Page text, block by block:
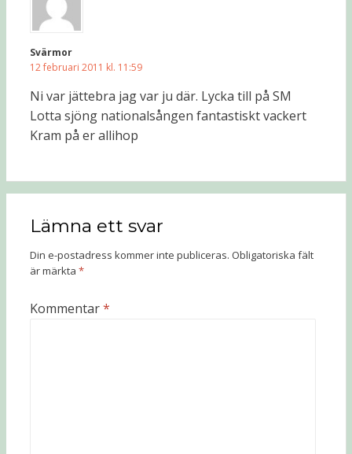
Svärmor
12 februari 2011 kl. 11:59
Ni var jättebra jag var ju där. Lycka till på SM
Lotta sjöng nationalsången fantastiskt vackert
Kram på er allihop
Lämna ett svar
Din e-postadress kommer inte publiceras. Obligatoriska fält
är märkta *
Kommentar*